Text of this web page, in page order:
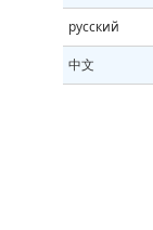
русский
中文